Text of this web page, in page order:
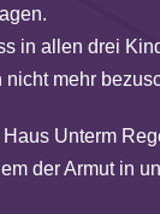
in allen drei
mehr
Unterm
der Armut in